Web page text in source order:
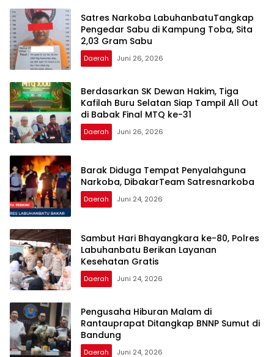
Satres Narkoba LabuhanbatuTangkap
Pengedar Sabu di Kampung Toba, Sita
2,03 Gram Sabu
Daerah Juni 26, 2026
Berdasarkan SK Dewan Hakim, Tiga
Kafilah Buru Selatan Siap Tampil All Out
di Babak Final MTQ ke-31
Daerah Juni 26, 2026
Barak Diduga Tempat Penyalahguna
Narkoba, DibakarTeam Satresnarkoba
Daerah Juni 24, 2026
Sambut Hari Bhayangkara ke-80, Polres
Labuhanbatu Berikan Layanan
Kesehatan Gratis
Daerah Juni 24, 2026
Pengusaha Hiburan Malam di
Rantauprapat Ditangkap BNNP Sumut di
Bandung
Daerah Juni 24, 2026